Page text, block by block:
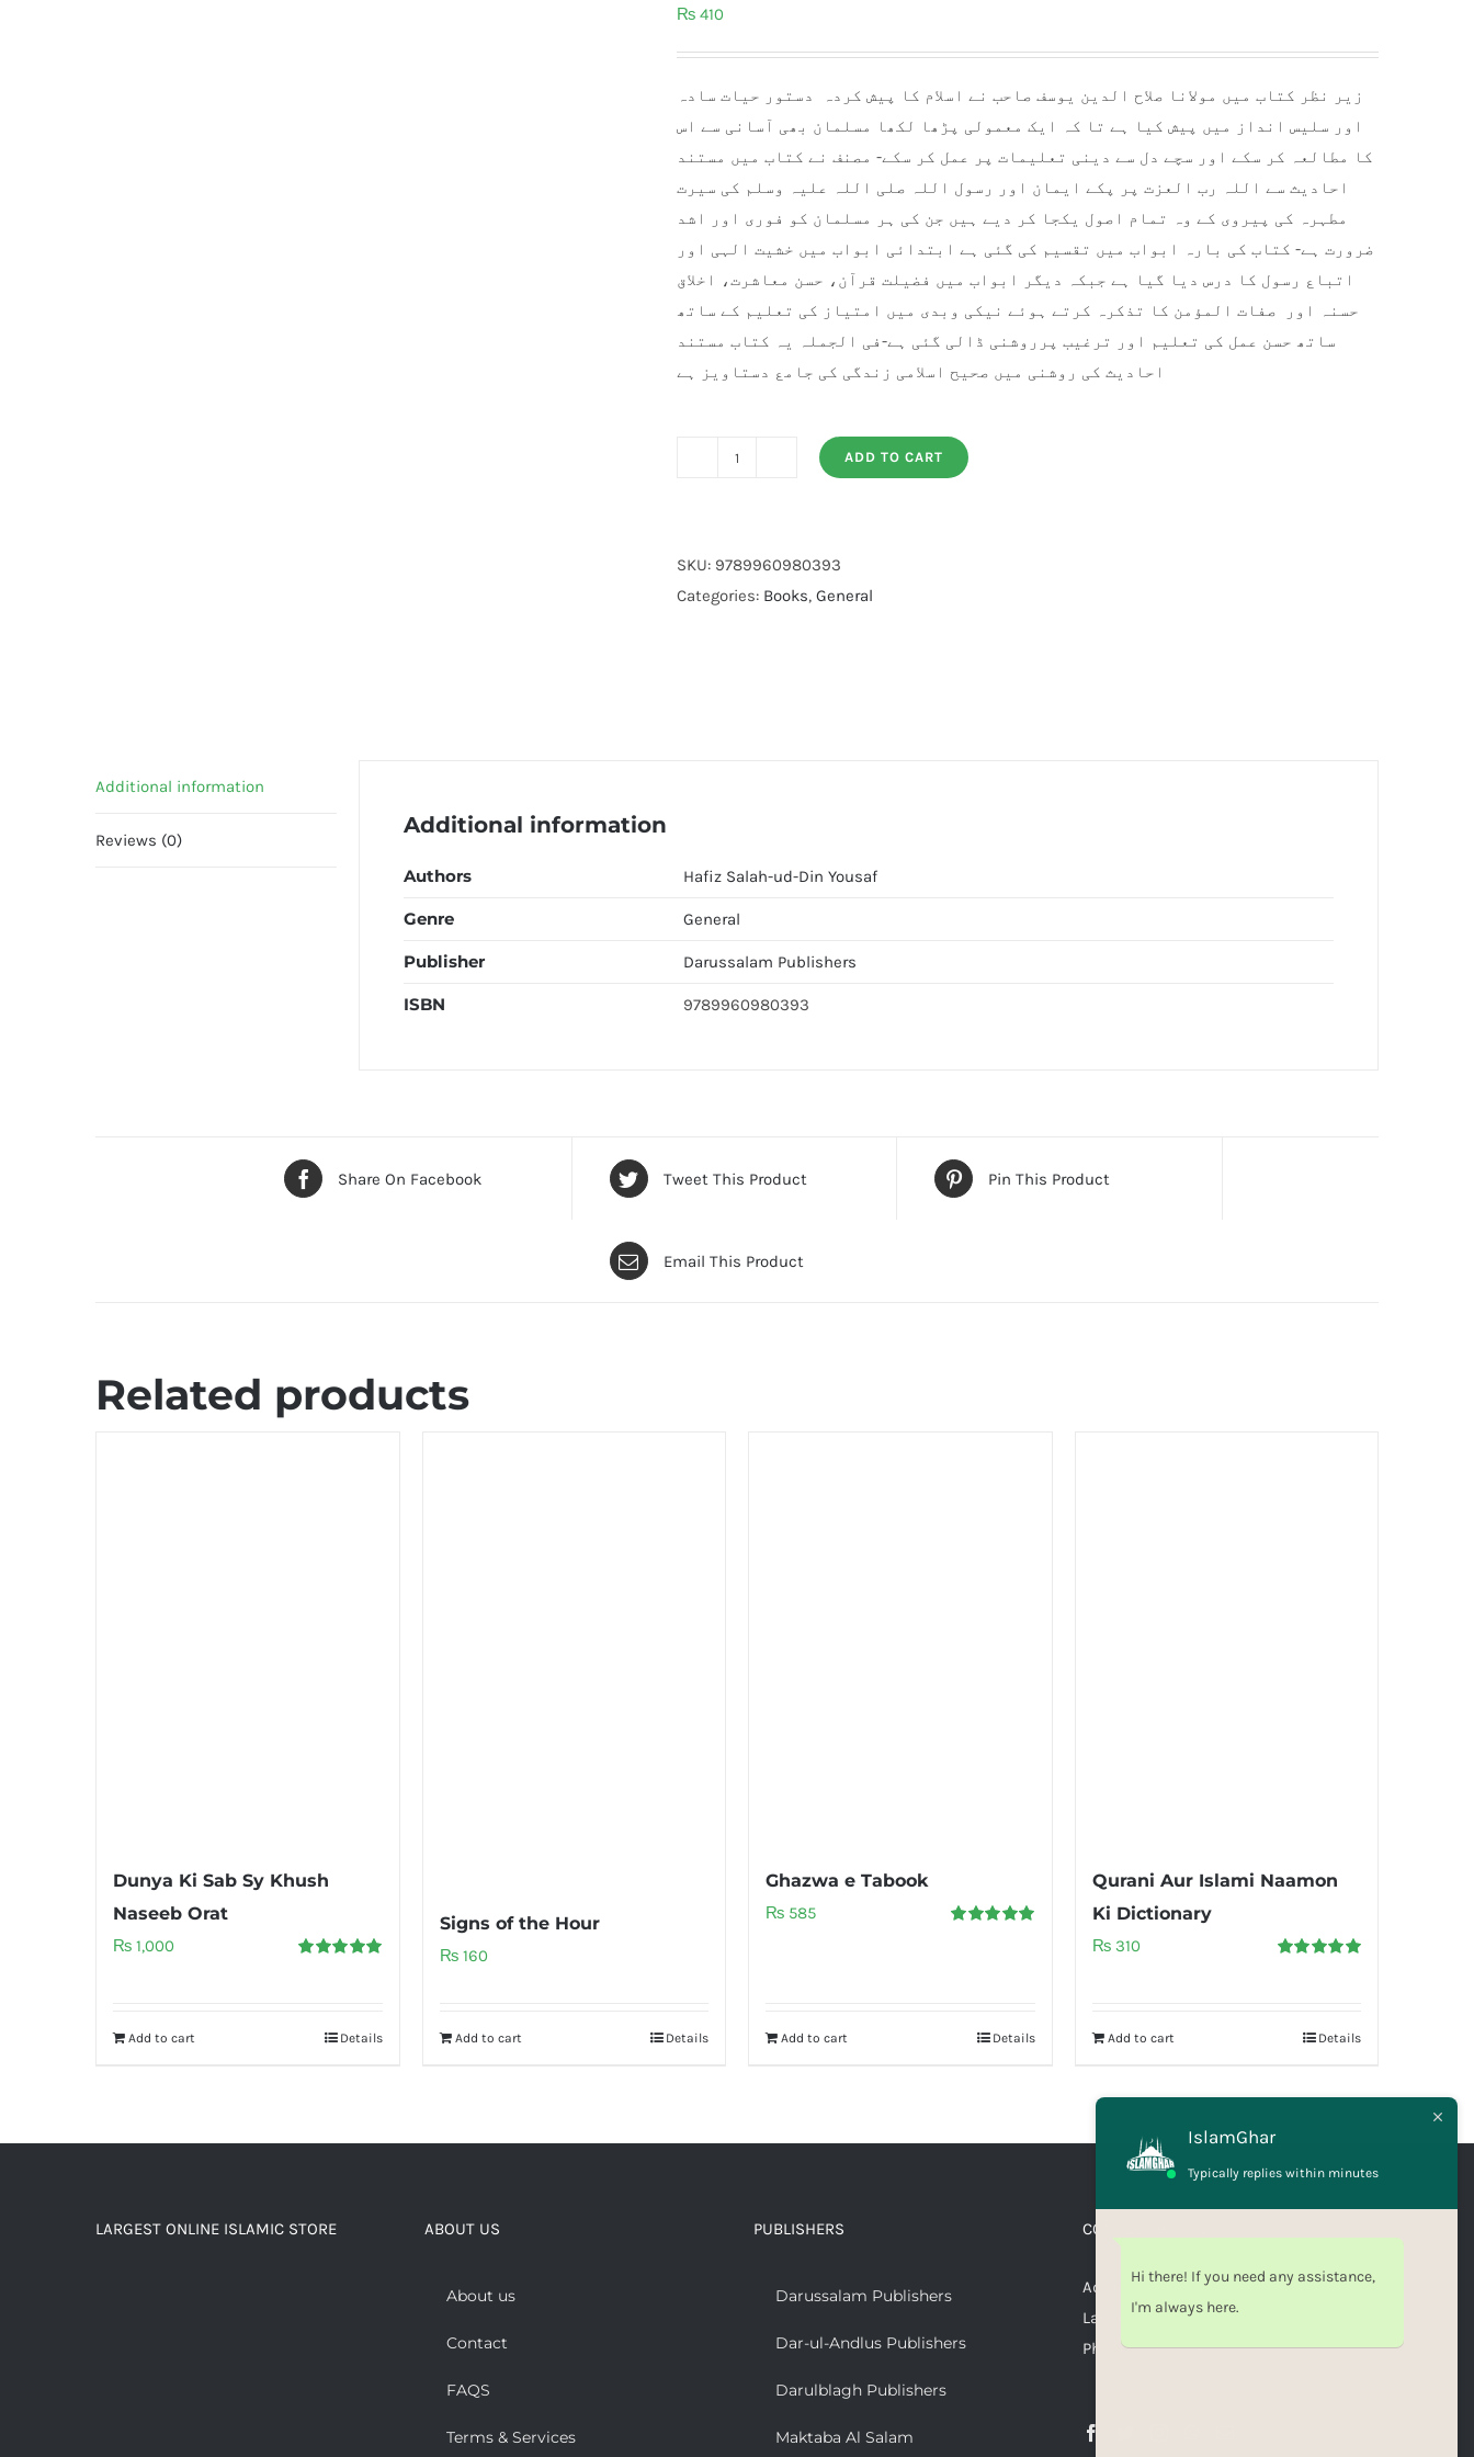
₨ 410
زیر نظر کتاب میں مولانا صلاح الدین یوسف صاحب نے اسلام کا پیش کردہ دستور حیات سادہ
اور سلیس انداز میں پیش کیا ہے تا کہ ایک معمولی پڑھا لکھا مسلمان بھی آسانی سے اس
کا مطالعہ کر سکے اور سچے دل سے دینی تعلیمات پر عمل کر سکے- مصنف نے کتاب میں مستند
احادیث سے اللہ رب العزت پر پکے ایمان اور رسول اللہ صلی اللہ علیہ وسلم کی سیرت
مطہرہ کی پیروی کے وہ تمام اصول یکجا کر دیے ہیں جن کی ہر مسلمان کو فوری اور اشد
ضرورت ہے- کتاب کی بارہ ابواب میں تقسیم کی گئی ہے ابتدائی ابواب میں خشیت الہی اور
اتباع رسول کا درس دیا گیا ہے جبکہ دیگر ابواب میں فضیلت قرآن، حسن معاشرت، اخلاق
حسنہ اور صفات المؤمن کا تذکرہ کرتے ہوئے نیکی وبدی میں امتیاز کی تعلیم کے ساتھ
ساتھ حسن عمل کی تعلیم اور ترغیب پرروشنی ڈالی گئی ہے-فی الجملہ یہ کتاب مستند
Muashrat
quantity
ADD TO CART
SKU: 9789960980393
Categories: Books, General
Additional information
Reviews (0)
Additional information
Authors Hafiz Salah-ud-Din Yousaf
Genre General
Publisher Darussalam Publishers
ISBN 9789960980393
Share On Facebook Tweet This Product Pin This Product
Email This Product
Related products
Dunya Ki Sab Sy Khush
Naseeb Orat
₨ 1,000
Add to cart Details
Signs of the Hour
₨160
Add to cart Details
Ghazwa e Tabook
₨ 585
Add to cart Details
Qurani Aur Islami Naamon
Ki Dictionary
₨310
Add to cart Details
LARGEST ONLINE ISLAMIC STORE ABOUT US
About us
Contact
FAQS
Terms & Services
PUBLISHERS
Darussalam Publishers
Dar-ul-Andlus Publishers
Darulblagh Publishers
Maktaba Al Salam
CONNECT WITH US
Address: Canal Bank Scheme,
Lahore, Pakistan
Phone: 03071110035
IslamGhar
Typically replies within minutes
Hi there! If you need any assistance,
I'm always here.